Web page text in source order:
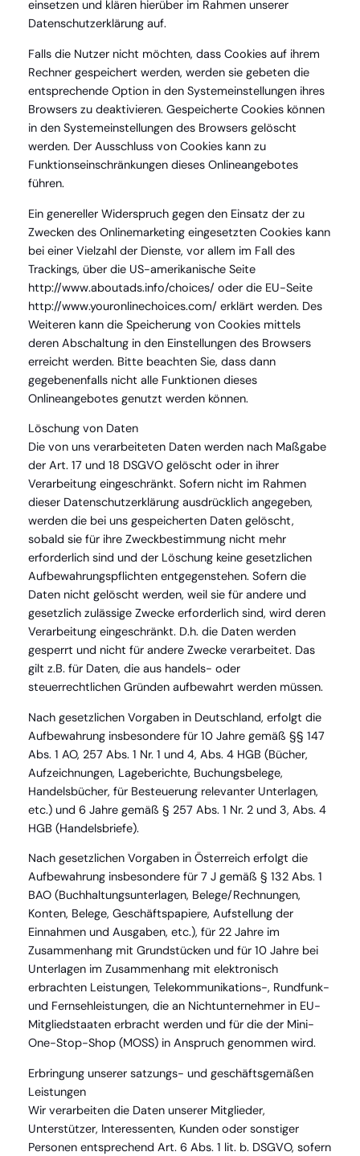
einsetzen und klären hierüber im Rahmen unserer
Datenschutzerklärung auf.
Falls die Nutzer nicht möchten, dass Cookies auf ihrem
Rechner gespeichert werden, werden sie gebeten die
entsprechende Option in den Systemeinstellungen ihres
Browsers zu deaktivieren. Gespeicherte Cookies können
in den Systemeinstellungen des Browsers gelöscht
werden. Der Ausschluss von Cookies kann zu
Funktionseinschränkungen dieses Onlineangebotes
führen.
Ein genereller Widerspruch gegen den Einsatz der zu
Zwecken des Onlinemarketing eingesetzten Cookies kann
bei einer Vielzahl der Dienste, vor allem im Fall des
Trackings, über die US-amerikanische Seite
http://www.aboutads.info/choices/ oder die EU-Seite
http://www.youronlinechoices.com/ erklärt werden. Des
Weiteren kann die Speicherung von Cookies mittels
deren Abschaltung in den Einstellungen des Browsers
erreicht werden. Bitte beachten Sie, dass dann
gegebenenfalls nicht alle Funktionen dieses
Onlineangebotes genutzt werden können.
Löschung von Daten
Die von uns verarbeiteten Daten werden nach Maßgabe
der Art. 17 und 18 DSGVO gelöscht oder in ihrer
Verarbeitung eingeschränkt. Sofern nicht im Rahmen
dieser Datenschutzerklärung ausdrücklich angegeben,
werden die bei uns gespeicherten Daten gelöscht,
sobald sie für ihre Zweckbestimmung nicht mehr
erforderlich sind und der Löschung keine gesetzlichen
Aufbewahrungspflichten entgegenstehen. Sofern die
Daten nicht gelöscht werden, weil sie für andere und
gesetzlich zulässige Zwecke erforderlich sind, wird deren
Verarbeitung eingeschränkt. D.h. die Daten werden
gesperrt und nicht für andere Zwecke verarbeitet. Das
gilt z.B. für Daten, die aus handels- oder
steuerrechtlichen Gründen aufbewahrt werden müssen.
Nach gesetzlichen Vorgaben in Deutschland, erfolgt die
Aufbewahrung insbesondere für 10 Jahre gemäß §§ 147
Abs. 1 AO, 257 Abs. 1 Nr. 1 und 4, Abs. 4 HGB (Bücher,
Aufzeichnungen, Lageberichte, Buchungsbelege,
Handelsbücher, für Besteuerung relevanter Unterlagen,
etc.) und 6 Jahre gemäß § 257 Abs. 1 Nr. 2 und 3, Abs. 4
HGB (Handelsbriefe).
Nach gesetzlichen Vorgaben in Österreich erfolgt die
Aufbewahrung insbesondere für 7 J gemäß § 132 Abs. 1
BAO (Buchhaltungsunterlagen, Belege/Rechnungen,
Konten, Belege, Geschäftspapiere, Aufstellung der
Einnahmen und Ausgaben, etc.), für 22 Jahre im
Zusammenhang mit Grundstücken und für 10 Jahre bei
Unterlagen im Zusammenhang mit elektronisch
erbrachten Leistungen, Telekommunikations-, Rundfunk-
und Fernsehleistungen, die an Nichtunternehmer in EU-
Mitgliedstaaten erbracht werden und für die der Mini-
One-Stop-Shop (MOSS) in Anspruch genommen wird.
Erbringung unserer satzungs- und geschäftsgemäßen
Leistungen
Wir verarbeiten die Daten unserer Mitglieder,
Unterstützer, Interessenten, Kunden oder sonstiger
Personen entsprechend Art. 6 Abs. 1 lit. b. DSGVO, sofern